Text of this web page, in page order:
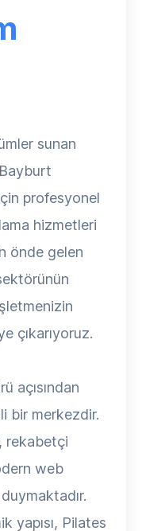
sunan
profesyonel
hizmetleri
önde gelen
çıkarıyoruz.
açısından
bir merkezdir.
rekabetçi
web
yapısı, Pilates